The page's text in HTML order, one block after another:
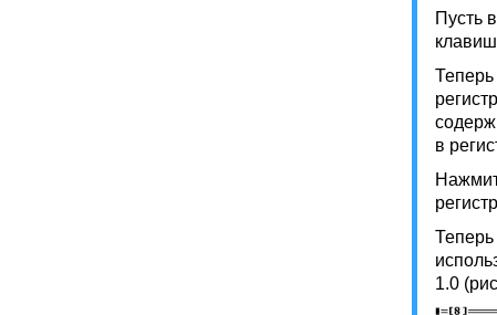
Пусть
Теперь
в
Теперь
1.0